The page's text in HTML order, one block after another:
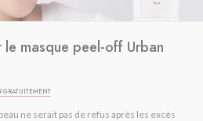
masque peel-off Urban
GRATUITEMENT
ne serait pas de refus après les excès